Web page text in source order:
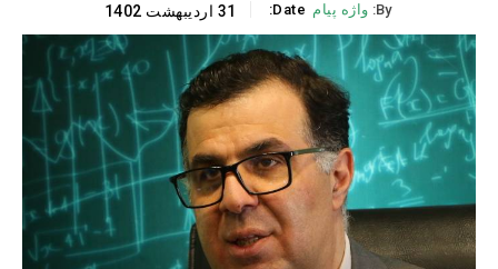
By: واژه پیام Date: 31 اردیبهشت 1402